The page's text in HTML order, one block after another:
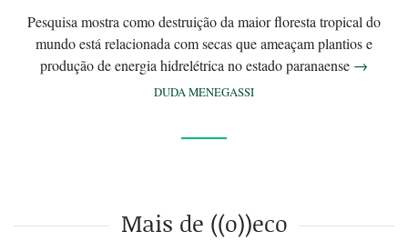
Pesquisa mostra como destruição da maior floresta tropical do
mundo está relacionada com secas que ameaçam plantios e
produção de energia hidrelétrica no estado paranaense →
DUDA MENEGASSI
Mais de ((o))eco